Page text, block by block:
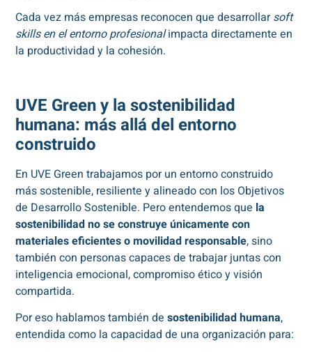
Cada vez más empresas reconocen que desarrollarsoft
skills en el entorno profesionalimpacta directamente en
la productividad y la cohesión.
UVE Green y la sostenibilidad
humana: más allá del entorno
construido
En UVE Green trabajamos por un entorno construido
más sostenible, resiliente y alineado con los Objetivos
de Desarrollo Sostenible. Pero entendemos que la
sostenibilidad no se construye únicamente con
materiales eficientes o movilidad responsable, sino
también con personas capaces de trabajar juntas con
inteligencia emocional, compromiso ético y visión
compartida.
Por eso hablamos también desostenibilidad humana,
entendida como la capacidad de una organización para: